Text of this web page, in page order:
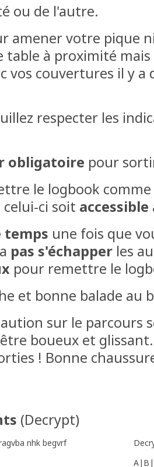
ou de l'autre.
amener votre pique
table à proximité
vos couvertures il y
respecter les
obligatoire pour
le logbook comme
ci soit accessible
temps une fois que
pas s'échapper les
pour remettre le
et bonne balade au
sur le parcours
boueux et
! Bonne
(Decrypt)
nhk begvrf